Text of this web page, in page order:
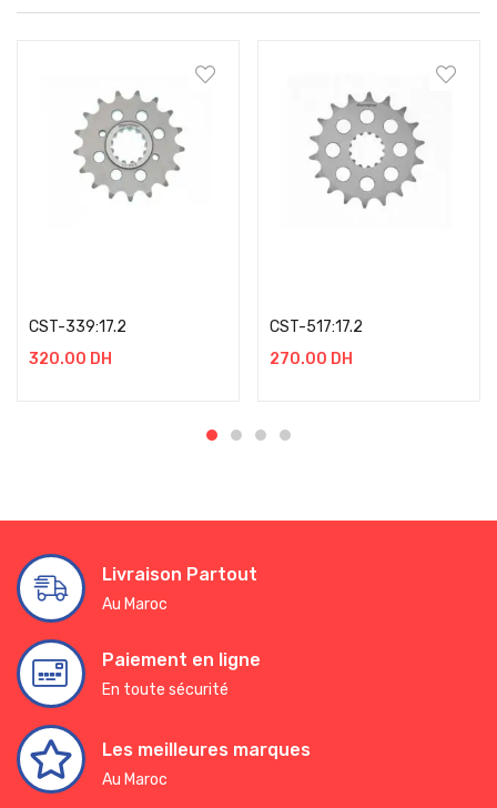
CST-339:17.2
320.00 DH
CST-517:17.2
270.00 DH
Livraison Partout
Au Maroc
Paiement en ligne
En toute sécurité
Les meilleures marques
Au Maroc